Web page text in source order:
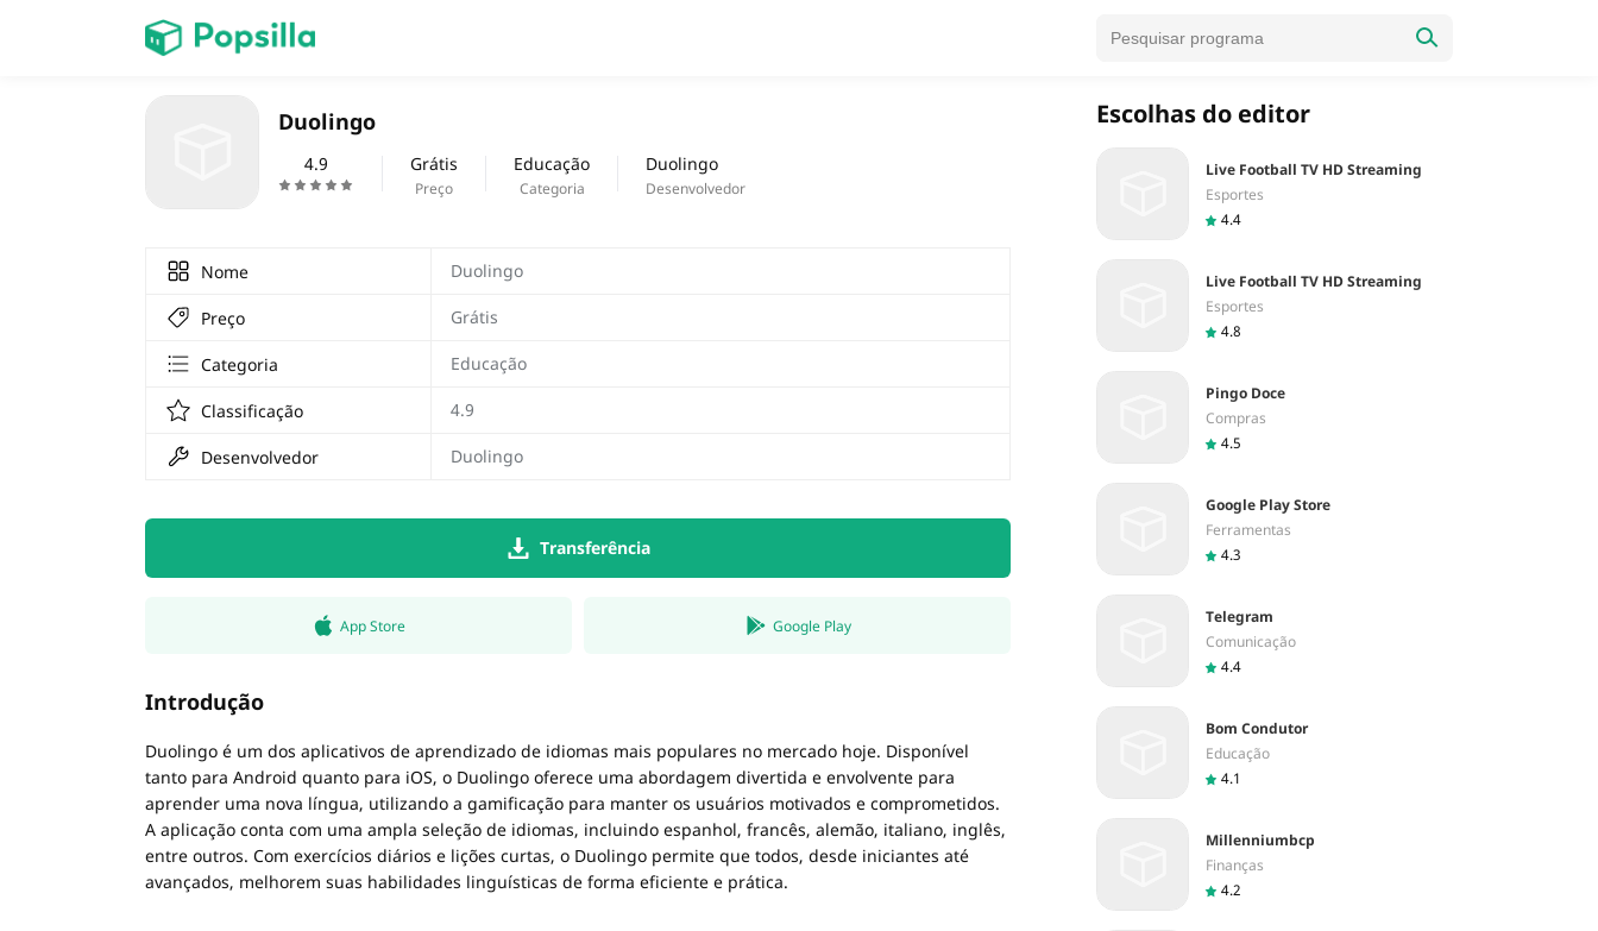
Duolingo
4.9 Grátis
Preço
Educação
Categoria
Duolingo
Desenvolvedor
Nome Duolingo
Preço Grátis
Categoria Educação
Classificação 4.9
Desenvolvedor Duolingo
Transferência
App Store Google Play
Introdução
Duolingo é um dos aplicativos de aprendizado de idiomas mais populares no mercado hoje. Disponível
tanto para Android quanto para iOS, o Duolingo oferece uma abordagem divertida e envolvente para
aprender uma nova língua, utilizando a gamificação para manter os usuários motivados e comprometidos.
A aplicação conta com uma ampla seleção de idiomas, incluindo espanhol, francês, alemão, italiano, inglês,
entre outros. Com exercícios diários e lições curtas, o Duolingo permite que todos, desde iniciantes até
avançados, melhorem suas habilidades linguísticas de forma eficiente e prática.
Escolhas do editor
Live Football TV HD Streaming
Esportes
4.4
Live Football TV HD Streaming
Esportes
4.8
Pingo Doce
Compras
4.5
Google Play Store
Ferramentas
4.3
Telegram
Comunicação
4.4
Bom Condutor
Educação
4.1
Millenniumbcp
Finanças
4.2